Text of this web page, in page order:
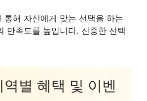
통해 자신에게 맞는 선택을 하는
만족도를 높입니다. 신중한 선택
별 혜택 및 이벤